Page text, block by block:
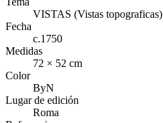
VISTAS (Vistas topograficas)
Fecha
c.1750
Medidas
72 × 52 cm
Color
ByN
Lugar de edición
Roma